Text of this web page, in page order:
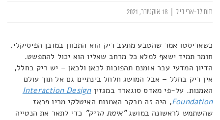
תום לב-ארי בייז
כשאריסטו אמר שהטבע מתעב ריק הוא התכוון במובן הפיסיקלי.
חומר תמיד ישאף למלא כל מרחב שאליו הוא יכול להתפשט.
הדיון המדעי עבר אומנם תהפוכות לכאן ולכאן – יש ריק בחלל,
אין ריק בחלל – אבל המושג חלחל בינתיים גם אל תוך עולם
האמנות. על-פי מאדס סוגארד במגזיןInteraction Design
Foundation, היה זה מבקר האמנות האיטלקי מריו פראז
שהשתמש לראשונה במושג"אימת הריק" כדי לתאר את הנטייה